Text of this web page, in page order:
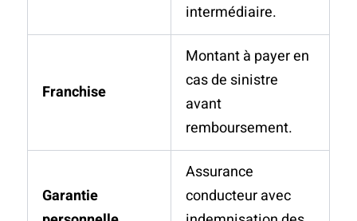
intermédiaire.
Franchise
Montant à payer en
cas de sinistre
avant
remboursement.
Garantie
Assurance
conducteur avec